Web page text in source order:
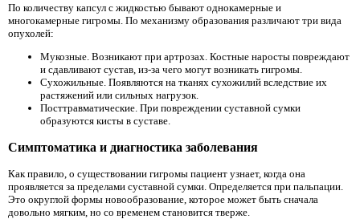
По количеству капсул с жидкостью бывают однокамерные и
многокамерные гигромы. По механизму образования различают три вида
опухолей:
Мукозные. Возникают при артрозах. Костные наросты повреждают
и сдавливают сустав, из-за чего могут возникать гигромы.
Сухожильные. Появляются на тканях сухожилий вследствие их
растяжений или сильных нагрузок.
Посттравматические. При повреждении суставной сумки
образуются кисты в суставе.
Симптоматика и диагностика заболевания
Как правило, о существовании гигромы пациент узнает, когда она
проявляется за пределами суставной сумки. Определяется при пальпации.
Это округлой формы новообразование, которое может быть сначала
довольно мягким, но со временем становится тверже.